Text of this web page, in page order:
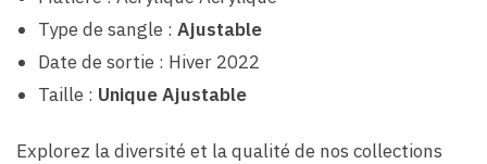
Type de sangle : Ajustable
Date de sortie : Hiver 2022
Taille : Unique Ajustable
Explorez la diversité et la qualité de nos collections